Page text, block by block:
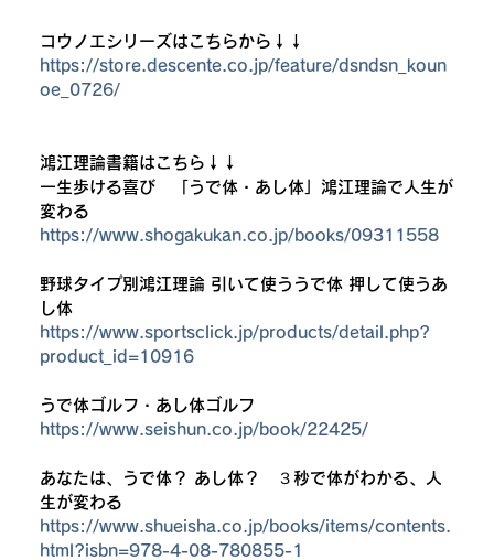
コウノエシリーズはこちらから↓↓
https://store.descente.co.jp/feature/dsndsn_koun
oe_0726/
鴻江理論書籍はこちら↓↓
一生歩ける喜び　「うで体・あし体」鴻江理論で人生が
変わる
https://www.shogakukan.co.jp/books/09311558
野球タイプ別鴻江理論 引いて使ううで体 押して使うあ
し体
https://www.sportsclick.jp/products/detail.php?
product_id=10916
うで体ゴルフ・あし体ゴルフ
https://www.seishun.co.jp/book/22425/
あなたは、うで体？ あし体？　３秒で体がわかる、人
生が変わる
https://www.shueisha.co.jp/books/items/contents.
html?isbn=978-4-08-780855-1